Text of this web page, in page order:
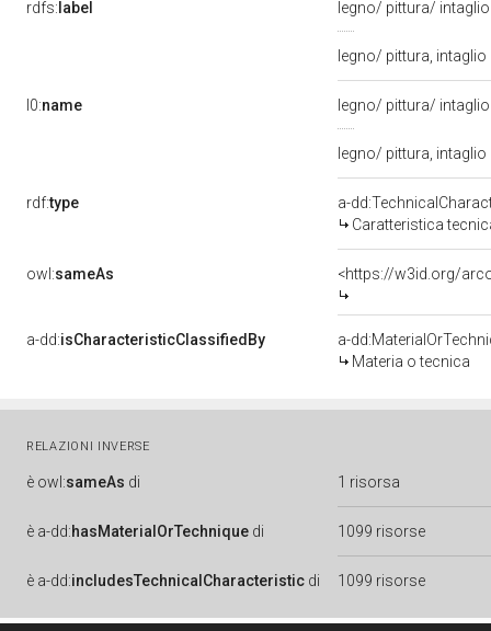
rdfs: label legno/ pittura/
legno/ pittura, intaglio
l0:name legno/ pittura/
legno/ pittura, intaglio
rdf:type
a-
Caratteristica
owl:sameAs <https://w3id.org/
a-dd:isCharacteristicClassifiedBy
a-
Materia o tecnica
RELAZIONI INVERSE
è owl:sameAs di 1 risorsa
è a-dd:hasMaterialOrTechnique di 1099 risorse
è a-dd:includesTechnicalCharacteristic di 1099 risorse